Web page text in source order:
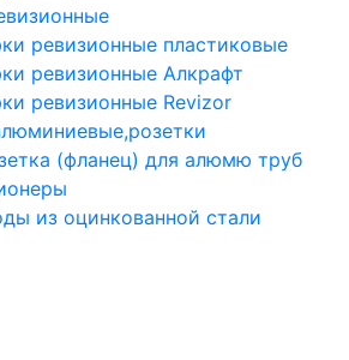
ревизионные пластиковые
ревизионные Алкрафт
ревизионные Revizor
(фланец) для алюмю труб
из оцинкованной стали